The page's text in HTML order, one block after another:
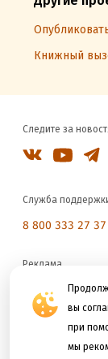
вы
при
мы
Книжный
Следите за
Служба
8 800 333 27 37
Реклама
Мы принимаем к